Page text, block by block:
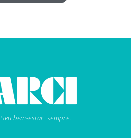
Seu bem-estar, sempre.